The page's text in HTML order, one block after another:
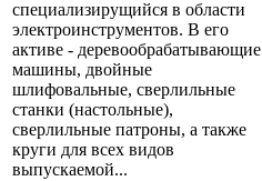
специализирущийся в области
электроинструментов. В его
активе - деревообрабатывающие
машины, двойные
шлифовальные, сверлильные
станки (настольные),
сверлильные патроны, а также
круги для всех видов
выпускаемой...